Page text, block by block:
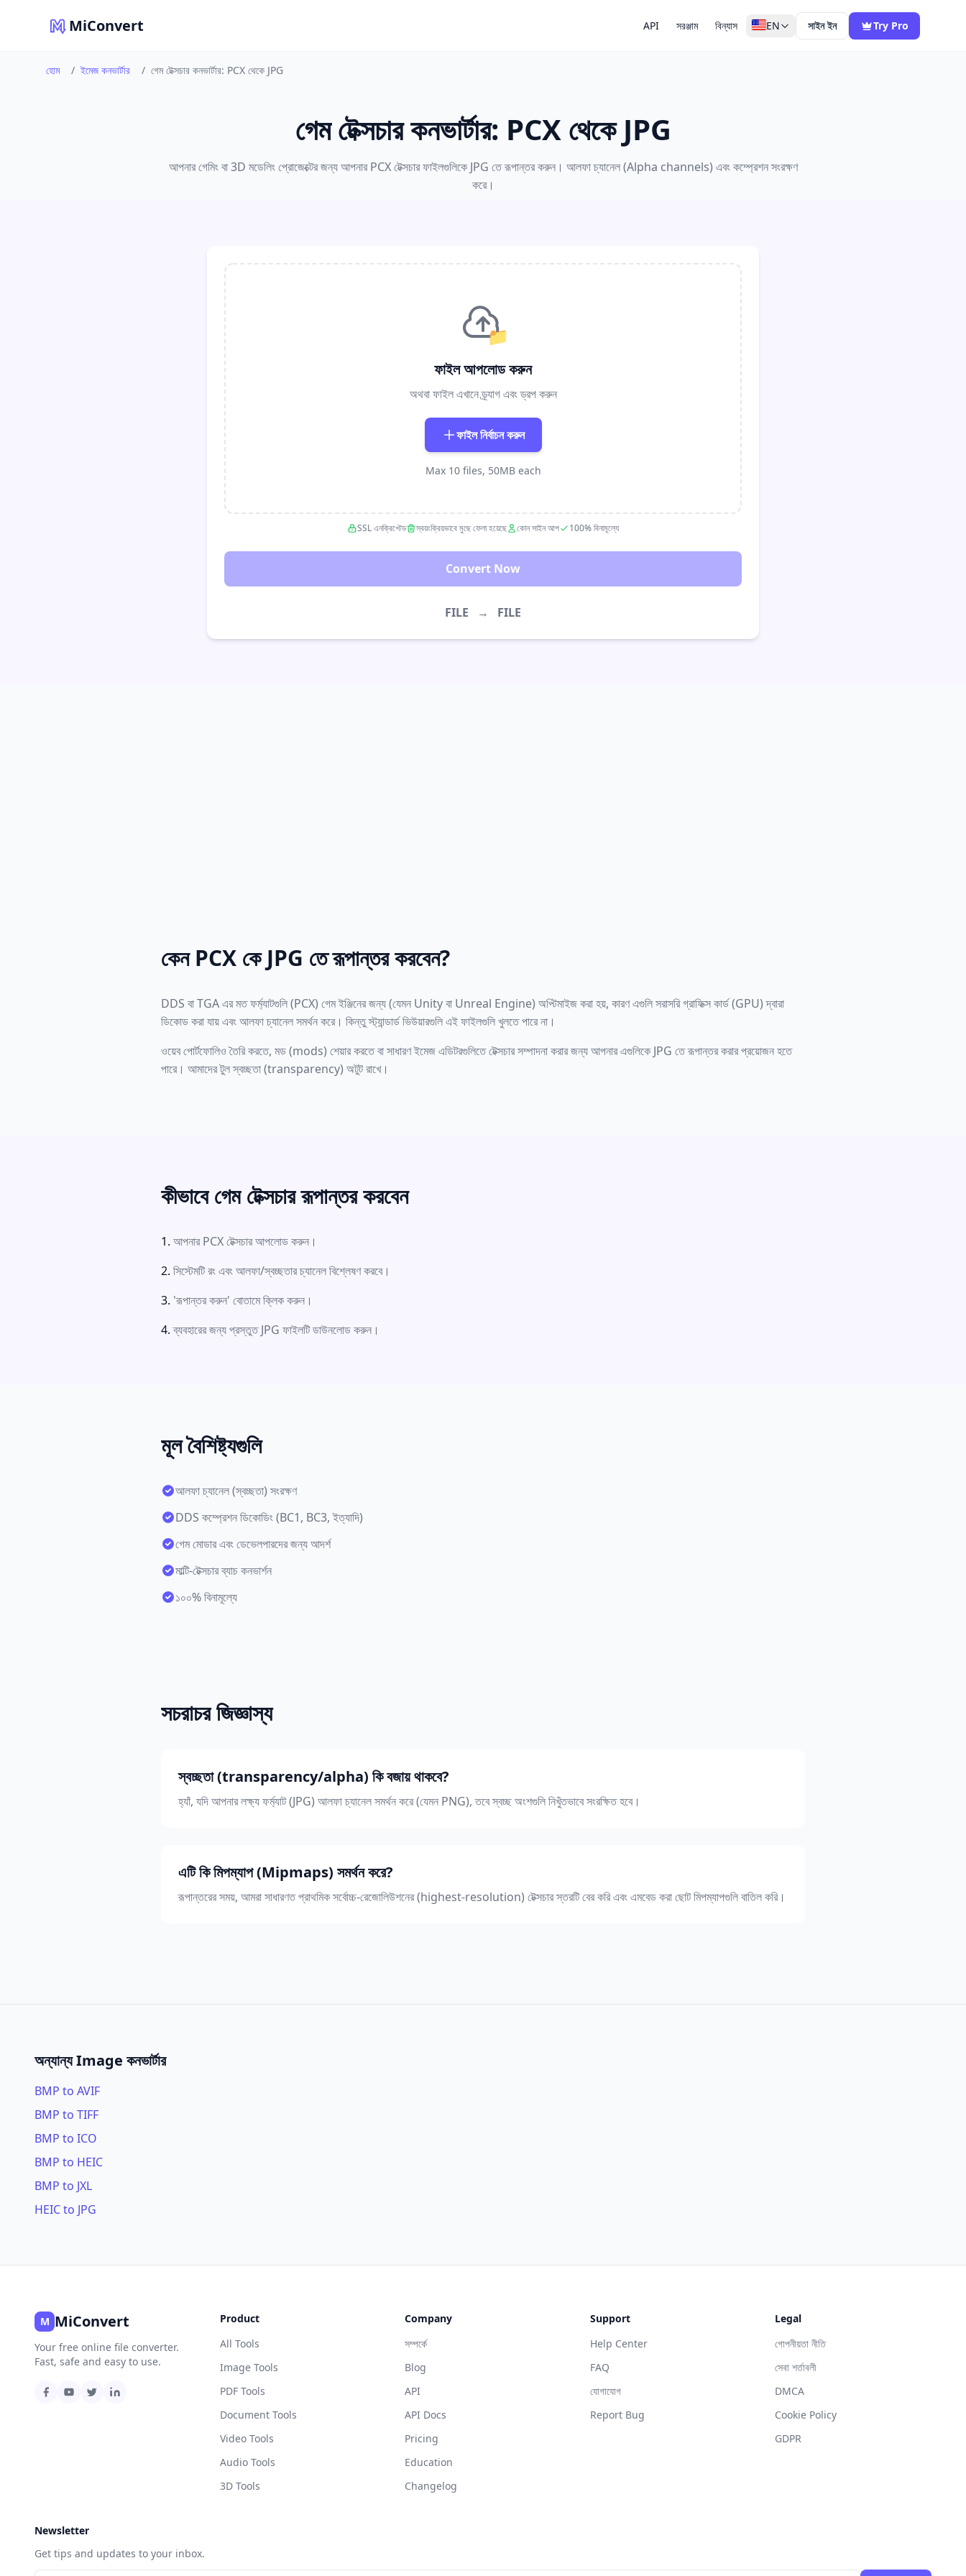
MiConvert API সরঞ্জাম বিন্যাস EN সাইন ইন Try Pro
হোম / ইমেজ কনভার্টার / গেম টেক্সচার কনভার্টার: PCX থেকে JPG
গেম টেক্সচার কনভার্টার: PCX থেকে JPG
আপনার গেমিং বা 3D মডেলিং প্রোজেক্টের জন্য আপনার PCX টেক্সচার ফাইলগুলিকে JPG তে রূপান্তর করুন। আলফা চ্যানেল (Alpha channels) এবং কম্প্রেশন সংরক্ষণ
করে।
📁
ফাইল আপলোড করুন
অথবা ফাইল এখানে ড্র্যাগ এবং ড্রপ করুন
ফাইল নির্বাচন করুন
Max 10 files, 50MB each
SSL এনক্রিপ্টেড স্বয়ংক্রিয়ভাবে মুছে ফেলা হয়েছে কোন সাইন আপ 100% বিনামূল্যে
Convert Now
FILE → FILE
কেন PCX কে JPG তে রূপান্তর করবেন?
DDS বা TGA এর মত ফর্ম্যাটগুলি (PCX) গেম ইঞ্জিনের জন্য (যেমন Unity বা Unreal Engine) অপ্টিমাইজ করা হয়, কারণ এগুলি সরাসরি গ্রাফিক্স কার্ড (GPU) দ্বারা
ডিকোড করা যায় এবং আলফা চ্যানেল সমর্থন করে। কিন্তু স্ট্যান্ডার্ড ভিউয়ারগুলি এই ফাইলগুলি খুলতে পারে না।
ওয়েব পোর্টফোলিও তৈরি করতে, মড (mods) শেয়ার করতে বা সাধারণ ইমেজ এডিটরগুলিতে টেক্সচার সম্পাদনা করার জন্য আপনার এগুলিকে JPG তে রূপান্তর করার প্রয়োজন হতে
পারে। আমাদের টুল স্বচ্ছতা (transparency) অটুট রাখে।
কীভাবে গেম টেক্সচার রূপান্তর করবেন
আপনার PCX টেক্সচার আপলোড করুন।
সিস্টেমটি রং এবং আলফা/স্বচ্ছতার চ্যানেল বিশ্লেষণ করবে।
'রূপান্তর করুন' বোতামে ক্লিক করুন।
ব্যবহারের জন্য প্রস্তুত JPG ফাইলটি ডাউনলোড করুন।
মূল বৈশিষ্ট্যগুলি
আলফা চ্যানেল (স্বচ্ছতা) সংরক্ষণ
DDS কম্প্রেশন ডিকোডিং (BC1, BC3, ইত্যাদি)
গেম মোডার এবং ডেভেলপারদের জন্য আদর্শ
মাল্টি-টেক্সচার ব্যাচ কনভার্শন
১০০% বিনামূল্যে
সচরাচর জিজ্ঞাস্য
স্বচ্ছতা (transparency/alpha) কি বজায় থাকবে?
হ্যাঁ, যদি আপনার লক্ষ্য ফর্ম্যাট (JPG) আলফা চ্যানেল সমর্থন করে (যেমন PNG), তবে স্বচ্ছ অংশগুলি নিখুঁতভাবে সংরক্ষিত হবে।
এটি কি মিপম্যাপ (Mipmaps) সমর্থন করে?
রূপান্তরের সময়, আমরা সাধারণত প্রাথমিক সর্বোচ্চ-রেজোলিউশনের (highest-resolution) টেক্সচার স্তরটি বের করি এবং এমবেড করা ছোট মিপম্যাপগুলি বাতিল করি।
অন্যান্য Image কনভার্টার
BMP to AVIF
BMP to TIFF
BMP to ICO
BMP to HEIC
BMP to JXL
HEIC to JPG
M MiConvert
Your free online file converter.
Fast, safe and easy to use.
Product
All Tools
Image Tools
PDF Tools
Document Tools
Video Tools
Audio Tools
3D Tools
Company
সম্পর্কে
Blog
API
API Docs
Pricing
Education
Changelog
Support
Help Center
FAQ
যোগাযোগ
Report Bug
Legal
গোপনীয়তা নীতি
সেবা শর্তাবলী
DMCA
Cookie Policy
GDPR
Newsletter
Get tips and updates to your inbox.